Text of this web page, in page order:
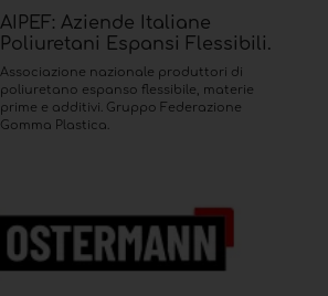
AIPEF: Aziende Italiane
Poliuretani Espansi Flessibili.
Associazione nazionale produttori di
poliuretano espanso flessibile, materie
prime e additivi. Gruppo Federazione
Gomma Plastica.